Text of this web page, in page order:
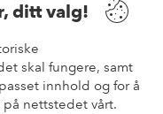
ditt valg!
skal fungere, samt
innhold og for å
nettstedet vårt.